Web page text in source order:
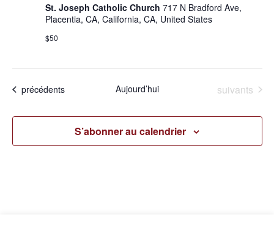
St. Joseph Catholic Church 717 N Bradford Ave,
Placentia, CA, California, CA, United States
$50
Évènements
précédents Aujourd’hui Évènements
suivants
S’abonner au calendrier